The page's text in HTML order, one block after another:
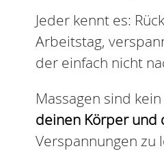
Jeder kennt es:
Arbeitstag,
der einfach nicht
Massagen sind
deinen Körper und
Verspannungen zu